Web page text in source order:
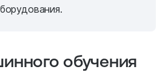
обучения